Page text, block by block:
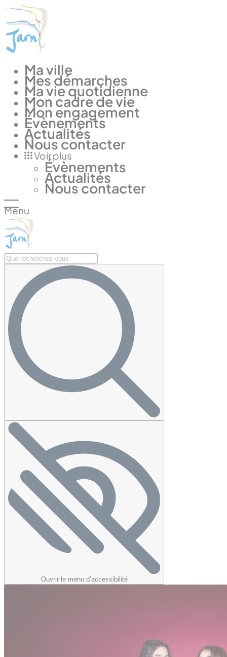
Panneau de gestion des cookies
Ma ville
Mes démarches
Ma vie quotidienne
Mon cadre de vie
Mon engagement
Évènements
Actualités
Nous contacter
Voir plus
Évènements
Actualités
Nous contacter
Menu
Ouvrir le menu d’accessibilité